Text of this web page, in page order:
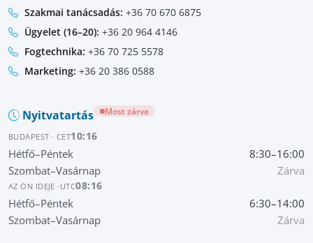
Szakmai tanácsadás: +36 70 670 6875
Ügyelet (16–20): +36 20 964 4146
Fogtechnika: +36 70 725 5578
Marketing: +36 20 386 0588
Nyitvatartás Most zárva
BUDAPEST · CET10:16
Hétfő–Péntek
8:30–16:00
Szombat–Vasárnap
Zárva
AZ ÖN IDEJE · UTC08:16
Hétfő–Péntek
6:30–14:00
Szombat–Vasárnap
Zárva